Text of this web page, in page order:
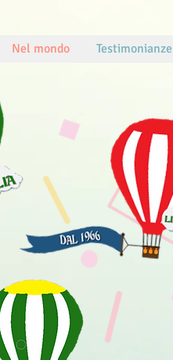
Nel mondo Testimonianze